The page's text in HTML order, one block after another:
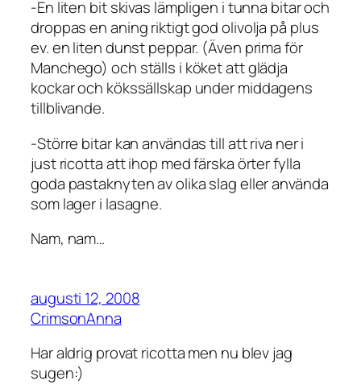
-En liten bit skivas lämpligen i tunna bitar och
droppas en aning riktigt god olivolja på plus
ev. en liten dunst peppar. (Även prima för
Manchego) och ställs i köket att glädja
kockar och kökssällskap under middagens
tillblivande.
-Större bitar kan användas till att riva ner i
just ricotta att ihop med färska örter fylla
goda pastaknyten av olika slag eller använda
som lager i lasagne.
Nam, nam…
augusti 12, 2008
CrimsonAnna
Har aldrig provat ricotta men nu blev jag
sugen:)